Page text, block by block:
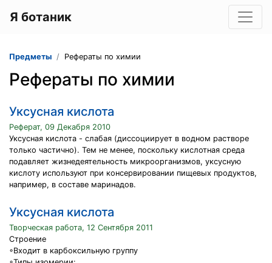
Я ботаник
Предметы Рефераты по химии
Рефераты по химии
Уксусная кислота
Реферат, 09 Декабря 2010
Уксусная кислота - слабая (диссоциирует в водном растворе
только частично). Тем не менее, поскольку кислотная среда
подавляет жизнедеятельность микроорганизмов, уксусную
кислоту используют при консервировании пищевых продуктов,
например, в составе маринадов.
Уксусная кислота
Творческая работа, 12 Сентября 2011
Строение
◦Входит в карбоксильную группу